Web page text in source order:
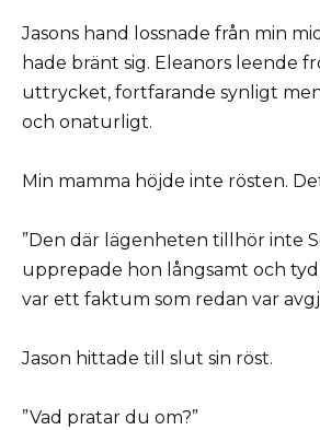
Jasons hand lossnade från min
hade bränt sig. Eleanors leende
uttrycket, fortfarande synligt
och onaturligt.
Min mamma höjde inte rösten.
”Den där lägenheten tillhör inte
upprepade hon långsamt och
var ett faktum som redan var
Jason hittade till slut sin röst.
”Vad pratar du om?”